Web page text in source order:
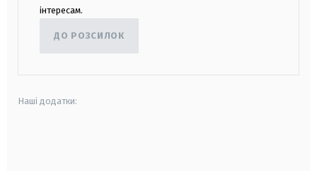
інтересам.
ДО РОЗСИЛОК
Наші додатки: